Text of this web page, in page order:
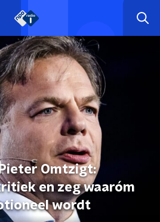
Omtzigt:
en zeg waaróm
wordt